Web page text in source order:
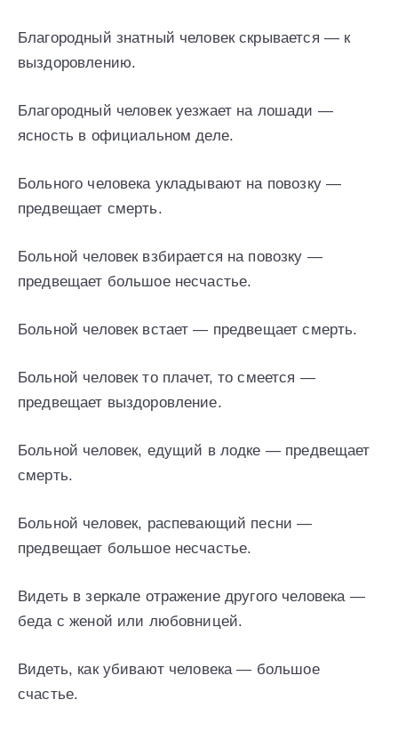
Благородный знатный человек скрывается — к
выздоровлению.
Благородный человек уезжает на лошади —
ясность в официальном деле.
Больного человека укладывают на повозку —
предвещает смерть.
Больной человек взбирается на повозку —
предвещает большое несчастье.
Больной человек встает — предвещает смерть.
Больной человек то плачет, то смеется —
предвещает выздоровление.
Больной человек, едущий в лодке — предвещает
смерть.
Больной человек, распевающий песни —
предвещает большое несчастье.
Видеть в зеркале отражение другого человека —
беда с женой или любовницей.
Видеть, как убивают человека — большое
счастье.